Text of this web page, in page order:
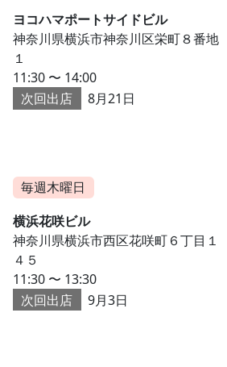
ヨコハマポートサイドビル
神奈川県横浜市神奈川区栄町８番地
１
11:30 〜 14:00
次回出店
8月21日
毎週木曜日
横浜花咲ビル
神奈川県横浜市西区花咲町６丁目１
４５
11:30 〜 13:30
次回出店
9月3日